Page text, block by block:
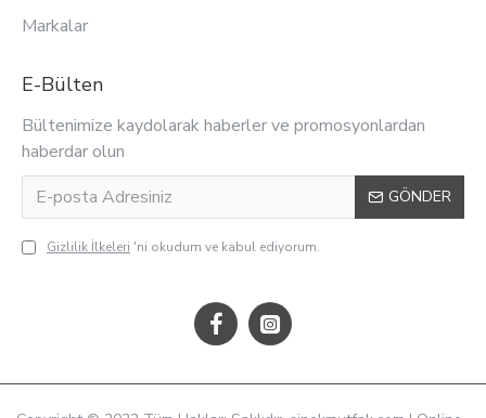
Markalar
E-Bülten
Bültenimize kaydolarak haberler ve promosyonlardan
haberdar olun
GÖNDER
Gizlilik İlkeleri 'ni okudum ve kabul ediyorum.